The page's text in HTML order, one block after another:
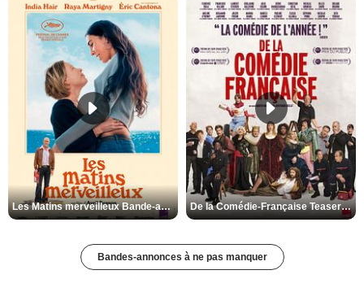
Les Matins merveilleux Bande-annonce VF De la Comédie-Française Teaser VF
Bandes-annonces à ne pas manquer